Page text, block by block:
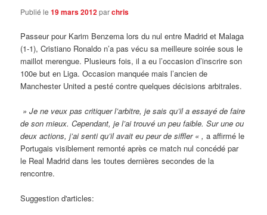
Publié le19 mars 2012parchris
Passeur pour Karim Benzema lors du nul entre Madrid et Malaga
(1-1), Cristiano Ronaldo n’a pas vécu sa meilleure soirée sous le
maillot merengue. Plusieurs fois, il a eu l’occasion d’inscrire son
100e but en Liga. Occasion manquée mais l’ancien de
Manchester United a pesté contre quelques décisions arbitrales.
» Je ne veux pas critiquer l’arbitre, je sais qu’il a essayé de faire
de son mieux. Cependant, je l’ai trouvé un peu faible. Sur une ou
deux actions, j’ai senti qu’il avait eu peur de siffler « , a affirmé le
Portugais visiblement remonté après ce match nul concédé par
le Real Madrid dans les toutes dernières secondes de la
rencontre.
Suggestion d'articles: